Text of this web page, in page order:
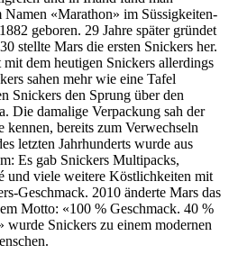
Namen «Marathon» im Süssigkeiten-
geboren. 29 Jahre später gründet
stellte Mars die ersten Snickers her.
dem heutigen Snickers allerdings
sahen mehr wie eine Tafel
Snickers den Sprung über den
Die damalige Verpackung sah der
bereits zum Verwechseln
letzten Jahrhunderts wurde aus
Es gab Snickers Multipacks,
und viele weitere Köstlichkeiten mit
Geschmack. 2010 änderte Mars das
Motto: «100 % Geschmack. 40 %
wurde Snickers zu einem modernen